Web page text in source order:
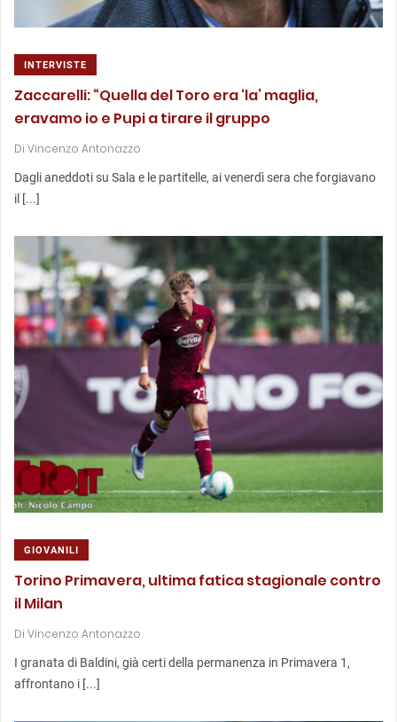
INTERVISTE
Zaccarelli: “Quella del Toro era ‘la’ maglia,
eravamo io e Pupi a tirare il gruppo
Di Vincenzo Antonazzo
Dagli aneddoti su Sala e le partitelle, ai venerdì sera che forgiavano
il [...]
GIOVANILI
Torino Primavera, ultima fatica stagionale contro
il Milan
Di Vincenzo Antonazzo
I granata di Baldini, già certi della permanenza in Primavera 1,
affrontano i [...]